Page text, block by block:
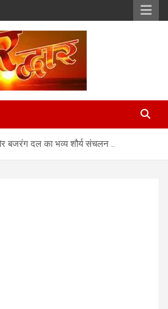
बजरंग दल का भव्य शौर्य संचलन ..